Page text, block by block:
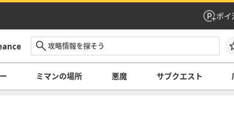
ポイ
ミマンの場所 悪魔 サブクエスト